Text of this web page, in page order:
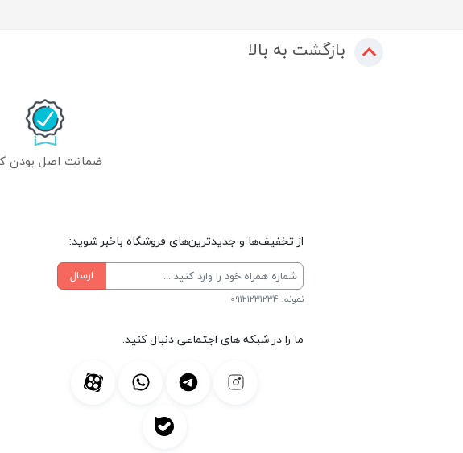
بازگشت به بالا
ضمانت اصل بودن
از تخفیف‌ها و جدیدترین‌های فروشگاه باخبر شوید:
ارسال
نمونه: 09121231234
ما را در شبکه های اجتماعی دنبال کنید.